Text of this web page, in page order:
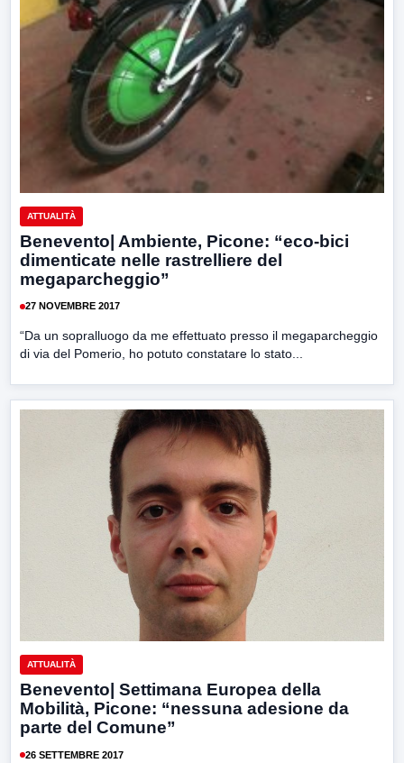
ATTUALITÀ
Benevento| Ambiente, Picone: “eco-bici
dimenticate nelle rastrelliere del
megaparcheggio”
27 NOVEMBRE 2017
“Da un sopralluogo da me effettuato presso il megaparcheggio
di via del Pomerio, ho potuto constatare lo stato...
ATTUALITÀ
Benevento| Settimana Europea della
Mobilità, Picone: “nessuna adesione da
parte del Comune”
26 SETTEMBRE 2017